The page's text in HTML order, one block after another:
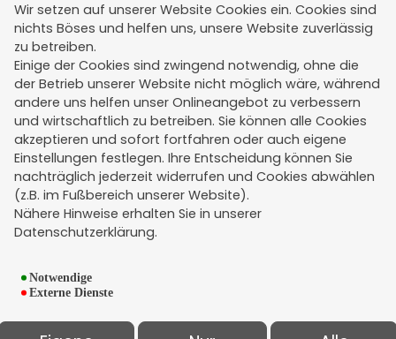
Wir setzen auf unserer Website Cookies ein. Cookies sind
nichts Böses und helfen uns, unsere Website zuverlässig
zu betreiben.
Einige der Cookies sind zwingend notwendig, ohne die
der Betrieb unserer Website nicht möglich wäre, während
andere uns helfen unser Onlineangebot zu verbessern
und wirtschaftlich zu betreiben. Sie können alle Cookies
akzeptieren und sofort fortfahren oder auch eigene
Einstellungen festlegen. Ihre Entscheidung können Sie
nachträglich jederzeit widerrufen und Cookies abwählen
(z.B. im Fußbereich unserer Website).
Nähere Hinweise erhalten Sie in unserer
Datenschutzerklärung.
Notwendige
Externe Dienste
Newsticker
Rechtliches
Impressum
Erstinformation
Widerruf
Kündigung